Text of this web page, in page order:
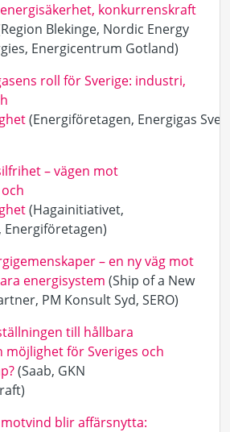
konkurrenskraft
Blekinge, Nordic Energy
Energicentrum Gotland)
roll för Sverige: industri,
(Energiföretagen, Energigas
– vägen mot
(Hagainitiativet,
– en ny väg mot
energisystem (Ship of a New
PM Konsult Syd, SERO)
till hållbara
möjlighet för Sveriges och
(Saab, GKN
blir affärsnytta: